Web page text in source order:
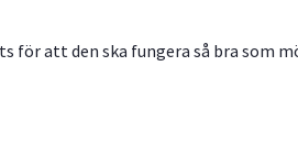
för att den ska fungera så bra som